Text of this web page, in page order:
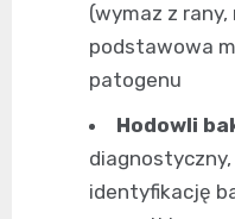
(wymaz z
podstawowa
patogenu
Hodowli
identyfikację